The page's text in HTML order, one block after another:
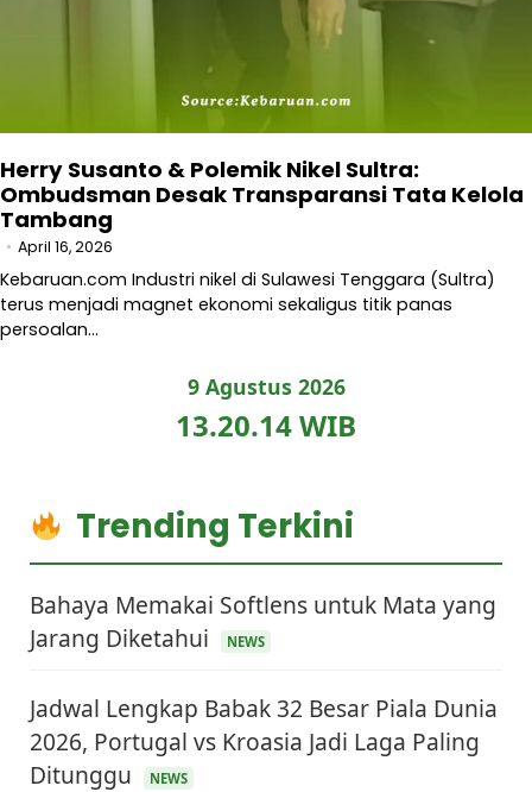
Herry Susanto & Polemik Nikel Sultra:
Ombudsman Desak Transparansi Tata Kelola
Tambang
April 16, 2026
Kebaruan.com Industri nikel di Sulawesi Tenggara (Sultra)
terus menjadi magnet ekonomi sekaligus titik panas
persoalan…
9 Agustus 2026
13.20.15 WIB
Trending Terkini
Bahaya Memakai Softlens untuk Mata yang
Jarang Diketahui
NEWS
Jadwal Lengkap Babak 32 Besar Piala Dunia
2026, Portugal vs Kroasia Jadi Laga Paling
Ditunggu
NEWS